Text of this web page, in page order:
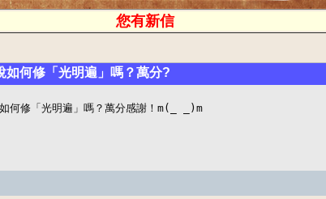
您有新信
如何修「光明遍」嗎？萬分?
修「光明遍」嗎？萬分感謝！m(_ _)m